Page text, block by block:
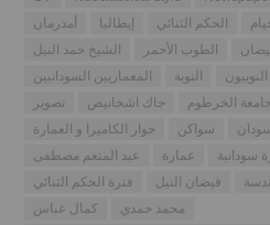
أمدرمان
إيطاليا الحكم الثنائي
الشيخ حمد النيل
الطوب الأحمر
المعماريين السودانيين
النوبة النوبيون
تصوير
جاك اشخانيص جامعة الخرطوم
حوار الكاميرا و العمارة
سواكن
عبد المنعم مصطفى
عمارة سودانية
فترة الحكم الثنائي
فيضان النيل
كمال عباس
محمد حمدي